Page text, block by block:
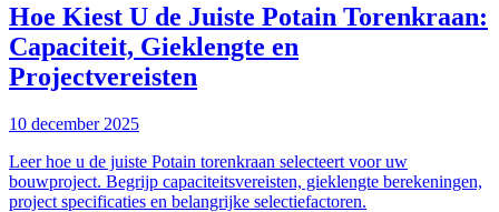
Hoe Kiest U de Juiste Potain Torenkraan:
Capaciteit, Gieklengte en
Projectvereisten
10 december 2025
Leer hoe u de juiste Potain torenkraan selecteert voor uw
bouwproject. Begrijp capaciteitsvereisten, gieklengte berekeningen,
project specificaties en belangrijke selectiefactoren.